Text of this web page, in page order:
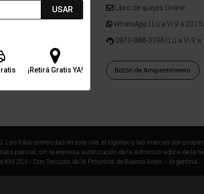
USAR
¡Retirá Gratis YA!
Libro de quejas Online
WhatsApp | Lu a Vi 9 a 20 |
0810-888-3398 | Lu a Vi 9 a
Botón de Arrepentimiento
Las fotos contenidas en este site, el logotipo y las marcas son
o parcial, sin la expresa autorización de la administradora de la
25,6 - Don Torcuato de la Provincia de Buenos Aires – Argentina.